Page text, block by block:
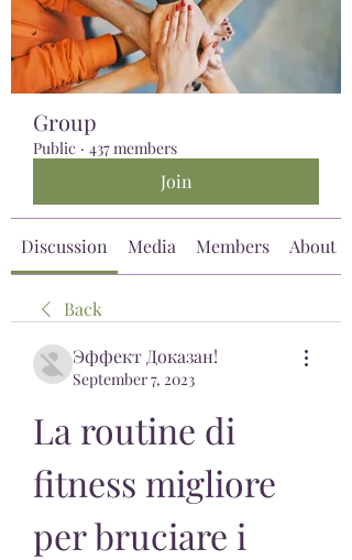
Group
Public · 437 members
Join
Discussion Media Members About
Back
Эффект Доказан!
September 7, 2023
La routine di
fitness migliore
per bruciare i